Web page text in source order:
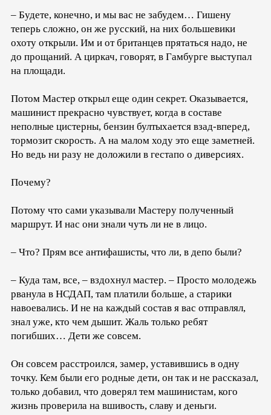
– Будете, конечно, и мы вас не забудем… Гишену
теперь сложно, он же русский, на них большевики
охоту открыли. Им и от британцев прятаться надо, не
до прощаний. А циркач, говорят, в Гамбурге выступал
на площади.
Потом Мастер открыл еще один секрет. Оказывается,
машинист прекрасно чувствует, когда в составе
неполные цистерны, бензин бултыхается взад-вперед,
тормозит скорость. А на малом ходу это еще заметней.
Но ведь ни разу не доложили в гестапо о диверсиях.
Почему?
Потому что сами указывали Мастеру полученный
маршрут. И нас они знали чуть ли не в лицо.
– Что? Прям все антифашисты, что ли, в депо были?
– Куда там, все, – вздохнул мастер. – Просто молодежь
рванула в НСДАП, там платили больше, а старики
навоевались. И не на каждый состав я вас отправлял,
знал уже, кто чем дышит. Жаль только ребят
погибших… Дети же совсем.
Он совсем расстроился, замер, уставившись в одну
точку. Кем были его родные дети, он так и не рассказал,
только добавил, что доверял тем машинистам, кого
жизнь проверила на вшивость, славу и деньги.